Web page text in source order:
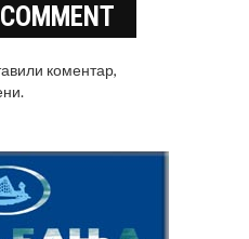
коментар,
.